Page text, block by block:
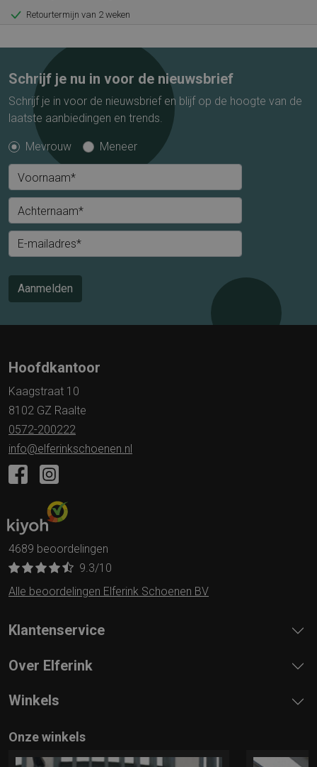
Retourtermijn van 2 weken
Schrijf je nu in voor de nieuwsbrief
Schrijf je in voor de nieuwsbrief en blijf op de hoogte van de
laatste aanbiedingen en trends.
Mevrouw Meneer
Voornaam*
Achternaam*
E-mailadres*
Aanmelden
Hoofdkantoor
Kaagstraat 10
8102 GZ Raalte
0572-200222
info@elferinkschoenen.nl
4689 beoordelingen
9.3/10
Alle beoordelingen Elferink Schoenen BV
Klantenservice
Over Elferink
Winkels
Onze winkels